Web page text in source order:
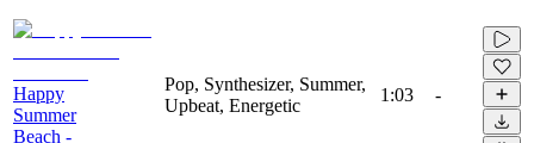
Happy
Summer
Beach -
Pop, Synthesizer, Summer,
Upbeat, Energetic
1:03 -